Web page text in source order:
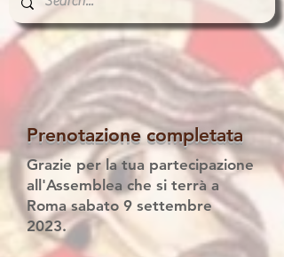
Prenotazione completata
Grazie per la tua partecipazione
all'Assemblea che si terrà a
Roma sabato 9 settembre
2023.